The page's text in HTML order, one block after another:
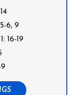
6, 9
16-19